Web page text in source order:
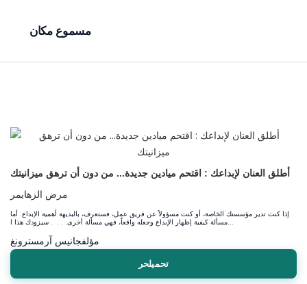
مسموع مكان
أطلق العنان لإبداعك : اقتحم ميادين جديدة... من دون أن ترهق ميزانيتك
مرض الزهايمر
إذا كنت تدير مؤسستك الخاصة، أو كنت مسؤولاً عن فريق عمل، فستعرف، بالبديهة أهمية الإبداع. أما
مؤلفجانيس آرمسترونغ
تحميلحر